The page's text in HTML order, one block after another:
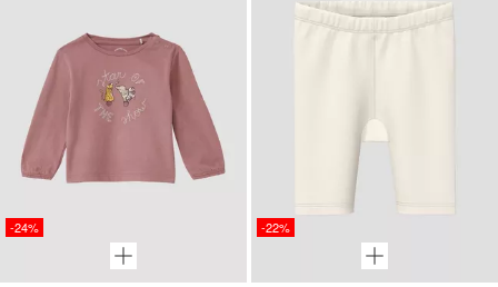
-24% -22%